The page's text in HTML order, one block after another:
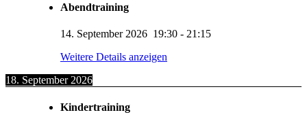
Abendtraining
14. September 2026 19:30 - 21:15
Weitere Details anzeigen
18. September 2026
Kindertraining